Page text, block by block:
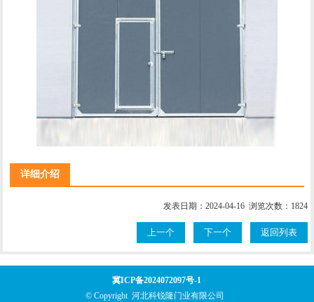
详细介绍
发表日期：2024-04-16 浏览次数：1824
上一个 下一个 返回列表
冀ICP备2024072097号-1
© Copyright 河北科锐隆门业有限公司